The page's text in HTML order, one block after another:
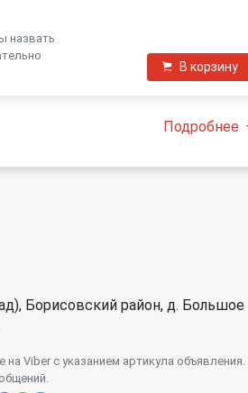
назвать
В корзину
Подробнее
Борисовский район, д. Большое
Viber с указанием артикула объявления.